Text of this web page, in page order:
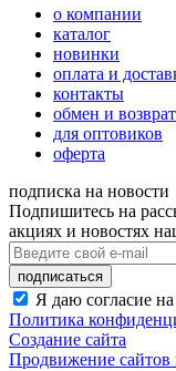
о компании
каталог
новинки
оплата и
контакты
обмен и возврат
для оптовиков
оферта
подписка на новости
Подпишитесь на
акциях и новостях
подписаться
Я даю согласие
Политика
Создание сайта
Продвижение сайтов